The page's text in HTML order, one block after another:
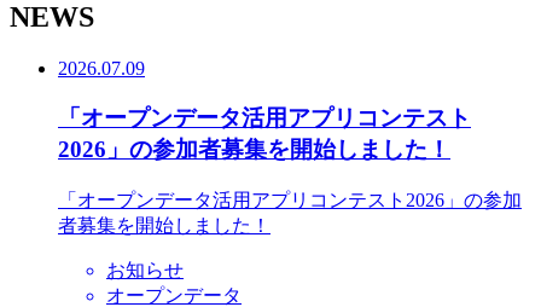
NEWS
2026.07.09
「オープンデータ活用アプリコンテスト
2026」の参加者募集を開始しました！
「オープンデータ活用アプリコンテスト2026」の参加
者募集を開始しました！
お知らせ
オープンデータ